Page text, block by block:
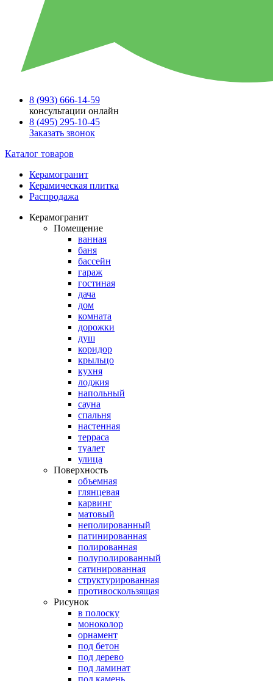
8 (993) 666-14-59
консультации онлайн
8 (495) 295-10-45
Заказать звонок
Каталог товаров
Керамогранит
Керамическая плитка
Распродажа
Керамогранит
Помещение
ванная
баня
бассейн
гараж
гостиная
дача
дом
комната
дорожки
душ
коридор
крыльцо
кухня
лоджия
напольный
сауна
спальня
настенная
терраса
туалет
улица
Поверхность
объемная
глянцевая
карвинг
матовый
неполированный
патинированная
полированная
полуполированный
сатинированная
структурированная
противоскользящая
Рисунок
в полоску
моноколор
орнамент
под бетон
под дерево
под ламинат
под камень